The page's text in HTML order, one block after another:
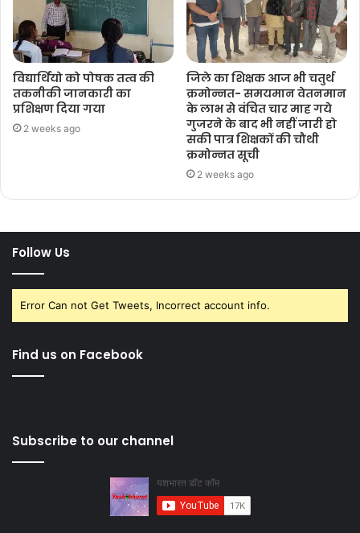
विद्यार्थियो को पोषक तत्व की
तकनीकी जानकारी का
प्रशिक्षण दिया गया
2 weeks ago
जिले का शिक्षक आज भी चतुर्थ
क्रमोन्नत- समयमान वेतनमान
के लाभ से वंचित चार माह गये
गुजरने के बाद भी नहीं जारी हो
सकी पात्र शिक्षकों की चौथी
क्रमोन्नत सूची
2 weeks ago
Follow Us
Error Can not Get Tweets, Incorrect account info.
Find us on Facebook
Subscribe to our channel